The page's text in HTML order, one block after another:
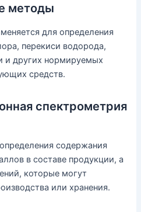
методы
для определения
перекиси водорода,
и других нормируемых
средств.
спектрометрия
содержания
в составе продукции, а
которые могут
или хранения.